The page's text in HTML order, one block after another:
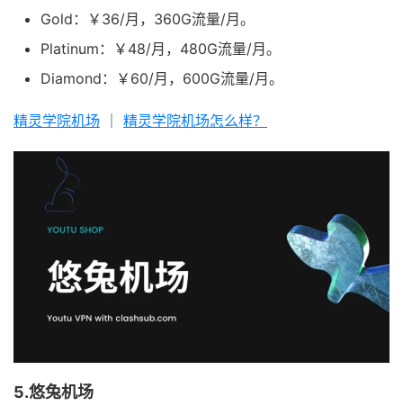
Gold：￥36/月，360G流量/月。
Platinum：￥48/月，480G流量/月。
Diamond：￥60/月，600G流量/月。
精灵学院机场 精灵学院机场怎么样？
5.悠兔机场